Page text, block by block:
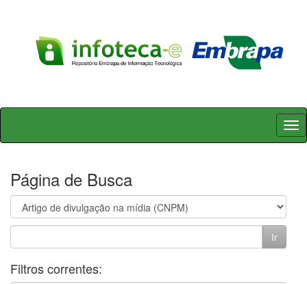
Skip
Página de Busca
Filtros correntes: